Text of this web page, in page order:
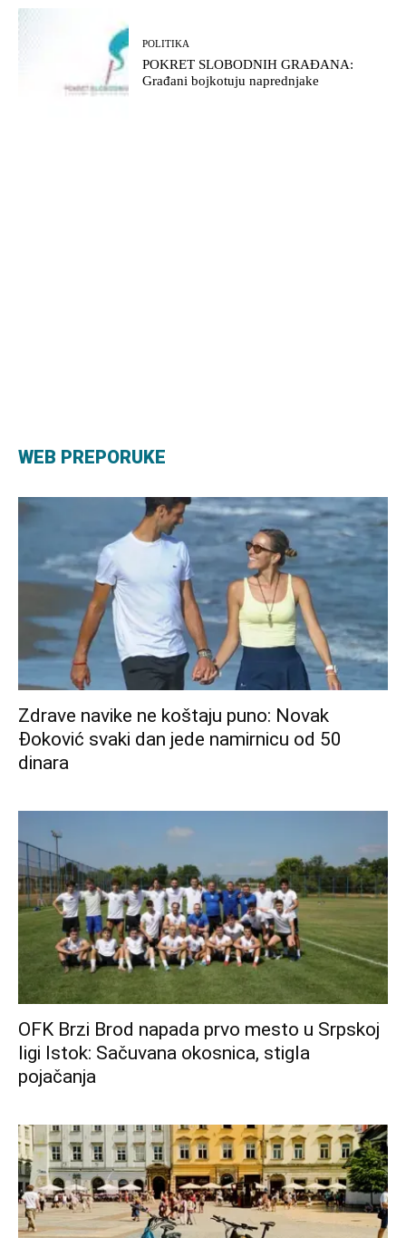
POLITIKA
POKRET SLOBODNIH GRAĐANA:
Građani bojkotuju naprednjake
WEB PREPORUKE
Zdrave navike ne koštaju puno: Novak
Đoković svaki dan jede namirnicu od 50
dinara
OFK Brzi Brod napada prvo mesto u Srpskoj
ligi Istok: Sačuvana okosnica, stigla
pojačanja